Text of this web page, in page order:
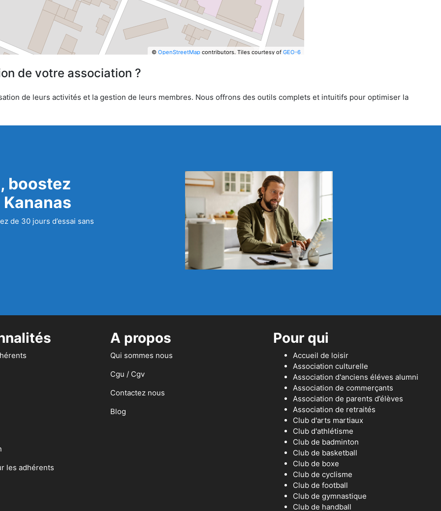
© OpenStreetMapcontributors. Tiles courtesy of GEO-6
de votre association ?
de leurs activités et la gestion de leurs membres. Nous offrons des outils complets et intuitifs pour optimiser la
boostez
de 30 jours d’essai sans
les adhérents
A propos
Qui sommes nous
Cgu / Cgv
Contactez nous
Blog
Pour qui
Accueil de loisir
Association culturelle
Association d'anciens éléves alumni
Association de commerçants
Association de parents d’élèves
Association de retraités
Club d'arts martiaux
Club d'athlétisme
Club de badminton
Club de basketball
Club de boxe
Club de cyclisme
Club de football
Club de gymnastique
Club de handball